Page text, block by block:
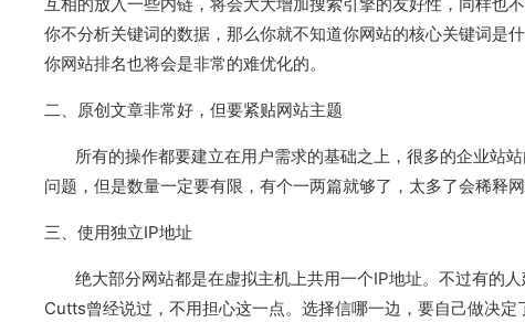
你不分析关键词的数据，那么你就不知道你网站的核心关键词是
你网站排名也将会是非常的难优化的。
二、原创文章非常好，但要紧贴网站主题
所有的操作都要建立在用户需求的基础之上，很多的企业站
问题，但是数量一定要有限，有个一两篇就够了，太多了会稀释网
三、使用独立IP地址
绝大部分网站都是在虚拟主机上共用一个IP地址。不过有的
Cutts曾经说过，不用担心这一点。选择信哪一边，要自己做决